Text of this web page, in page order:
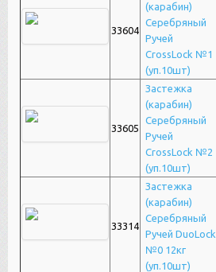
33604
(карабин)
Серебряный
Ручей
CrossLock №1
(уп.10шт)
33605
Застежка
(карабин)
Серебряный
Ручей
CrossLock №2
(уп.10шт)
33314
Застежка
(карабин)
Серебряный
Ручей DuoLock
№0 12кг
(уп.10шт)